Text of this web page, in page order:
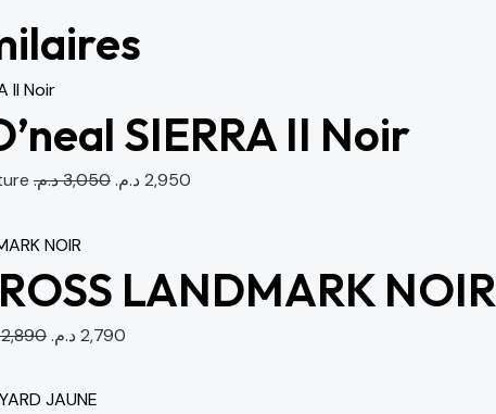
SIERRA II Noir
3,050د.م. 2,950د.م.
LANDMARK NOIR
2,890 2,790د.م.